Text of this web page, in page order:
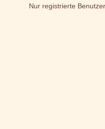
Nur registrierte